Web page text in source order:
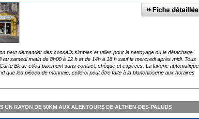
peut demander des conseils simples et utiles pour le nettoyage ou le détachage
samedi matin de 8h00 à 12 h et de 14h à 18 h sauf le mercredi après midi. Tous
Bleue et/ou paiement sans contact, chèque et espèces. La laverie automatique
que les pièces de monnaie, celle-ci peut être faite à la blanchisserie aux horaires
UN RAYON DE 50KM AUX ALENTOURS DE ALTHEN-DES-PALUDS